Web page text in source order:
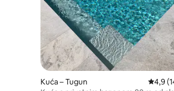
Kuća – Tugun
4,9